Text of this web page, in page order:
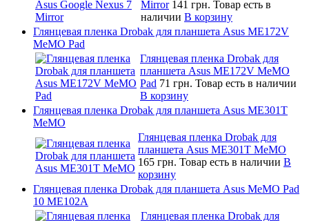
Mirror 141 грн. Товар есть в
наличии В корзину
Глянцевая пленка Drobak для планшета Asus ME172V
MeMO Pad
Глянцевая пленка Drobak для
планшета Asus ME172V MeMO
Pad 71 грн. Товар есть в наличии
В корзину
Глянцевая пленка Drobak для планшета Asus ME301T
MeMO
Глянцевая пленка Drobak для
планшета Asus ME301T MeMO
165 грн. Товар есть в наличии В
корзину
Глянцевая пленка Drobak для планшета Asus MeMO Pad
10 ME102A
Глянцевая пленка Drobak для